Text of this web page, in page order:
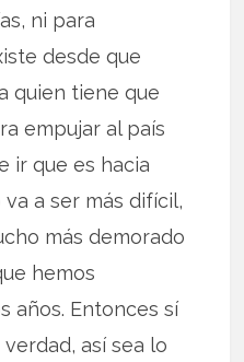
ni para
desde que
quien tiene que
empujar al país
ir que es hacia
a ser más difícil,
más demorado
hemos
años. Entonces sí
así sea lo